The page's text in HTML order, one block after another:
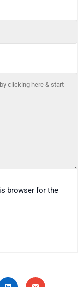
browser for the